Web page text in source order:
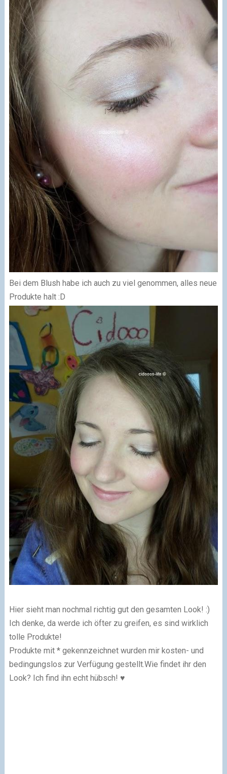
Bei dem Blush habe ich auch zu viel genommen, alles neue
Produkte halt :D
Hier sieht man nochmal richtig gut den gesamten Look! :)
Ich denke, da werde ich öfter zu greifen, es sind wirklich
tolle Produkte!
Produkte mit * gekennzeichnet wurden mir kosten- und
bedingungslos zur Verfügung gestellt.Wie findet ihr den
Look? Ich find ihn echt hübsch! ♥